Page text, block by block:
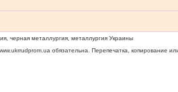
черная металлургия, металлургия Украины
обязательна. Перепечатка, копирование